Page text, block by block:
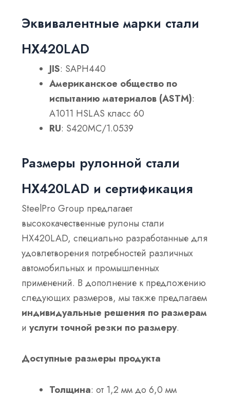
Эквивалентные марки стали
HX420LAD
JIS: SAPH440
Американское общество по
испытанию материалов (ASTM):
A1011 HSLAS класс 60
RU: S420MC/1.0539
Размеры рулонной стали
HX420LAD и сертификация
SteelPro Group предлагает
высококачественные рулоны стали
HX420LAD, специально разработанные для
удовлетворения потребностей различных
автомобильных и промышленных
применений. В дополнение к предложению
следующих размеров, мы также предлагаем
индивидуальные решения по размерам
иуслуги точной резки по размеру.
Доступные размеры продукта
Толщина: от 1,2 мм до 6,0 мм